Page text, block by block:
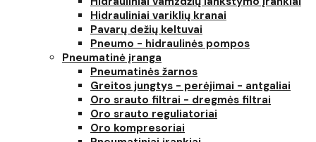
Hidrauliniai variklių kranai
Pavarų dežių keltuvai
Pneumo - hidraulinės pompos
Pneumatinė įranga
Pneumatinės žarnos
Greitos jungtys - perėjimai - antgaliai
Oro srauto filtrai - dregmės filtrai
Oro srauto reguliatoriai
Oro kompresoriai